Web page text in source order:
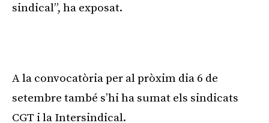
sindical”, ha exposat.
A la convocatòria per al pròxim dia 6 de
setembre també s’hi ha sumat els sindicats
CGT i la Intersindical.